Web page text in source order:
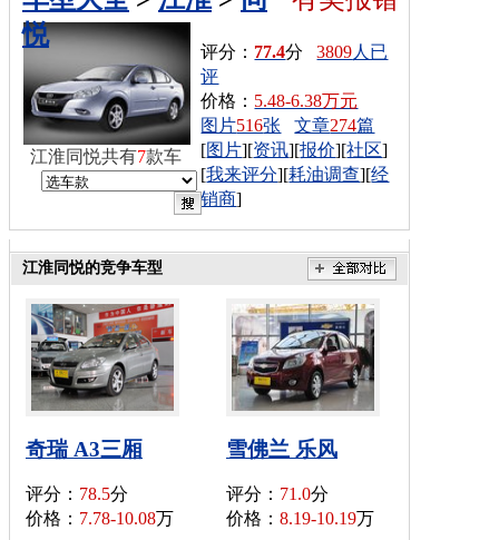
悦
评分： 77.4分3809人已
评
价格： 5.48-6.38万元
图片516张 文章274篇
[图片][资讯][报价][社区]
[我来评分][耗油调查][经
销商]
江淮同悦共有7款车
江淮同悦的竞争车型
奇瑞 A3三厢
评分： 78.5分
价格： 7.78-10.08万
雪佛兰 乐风
评分： 71.0分
价格： 8.19-10.19万